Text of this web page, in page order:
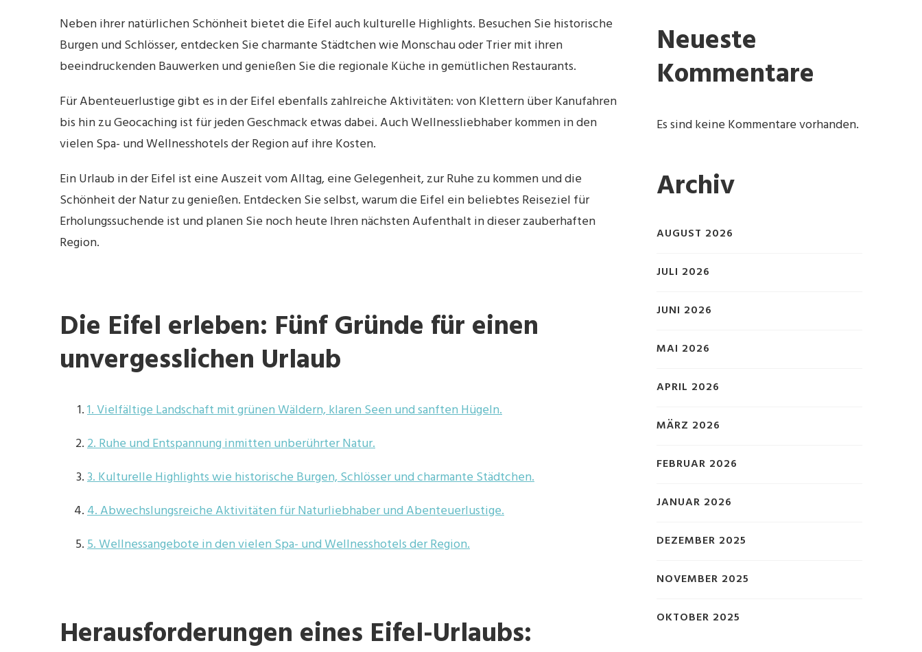
Neben ihrer natürlichen Schönheit bietet die Eifel auch kulturelle Highlights. Besuchen Sie historische
Burgen und Schlösser, entdecken Sie charmante Städtchen wie Monschau oder Trier mit ihren
beeindruckenden Bauwerken und genießen Sie die regionale Küche in gemütlichen Restaurants.
Für Abenteuerlustige gibt es in der Eifel ebenfalls zahlreiche Aktivitäten: von Klettern über Kanufahren
bis hin zu Geocaching ist für jeden Geschmack etwas dabei. Auch Wellnessliebhaber kommen in den
vielen Spa- und Wellnesshotels der Region auf ihre Kosten.
Ein Urlaub in der Eifel ist eine Auszeit vom Alltag, eine Gelegenheit, zur Ruhe zu kommen und die
Schönheit der Natur zu genießen. Entdecken Sie selbst, warum die Eifel ein beliebtes Reiseziel für
Erholungssuchende ist und planen Sie noch heute Ihren nächsten Aufenthalt in dieser zauberhaften
Region.
Die Eifel erleben: Fünf Gründe für einen
unvergesslichen Urlaub
1. Vielfältige Landschaft mit grünen Wäldern, klaren Seen und sanften Hügeln.
2. Ruhe und Entspannung inmitten unberührter Natur.
3. Kulturelle Highlights wie historische Burgen, Schlösser und charmante Städtchen.
4. Abwechslungsreiche Aktivitäten für Naturliebhaber und Abenteuerlustige.
5. Wellnessangebote in den vielen Spa- und Wellnesshotels der Region.
Herausforderungen eines Eifel-Urlaubs:
Neueste
Kommentare
Es sind keine Kommentare vorhanden.
Archiv
AUGUST 2026
JULI 2026
JUNI 2026
MAI 2026
APRIL 2026
MÄRZ 2026
FEBRUAR 2026
JANUAR 2026
DEZEMBER 2025
NOVEMBER 2025
OKTOBER 2025